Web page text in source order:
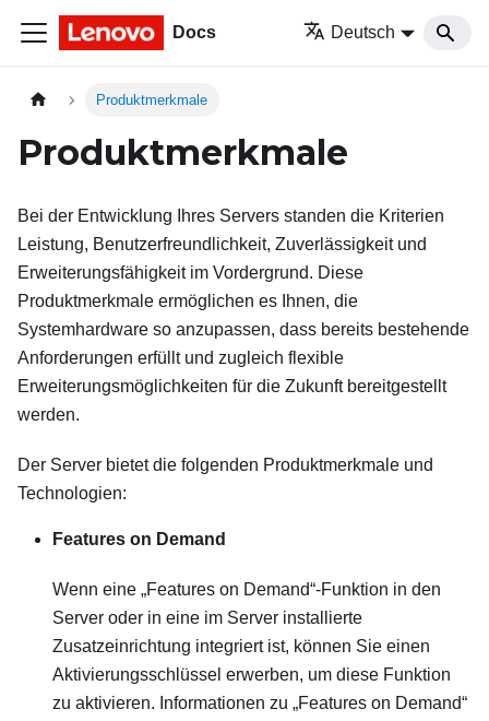
Docs Deutsch
Produktmerkmale
Produktmerkmale
Bei der Entwicklung Ihres Servers standen die Kriterien
Leistung, Benutzerfreundlichkeit, Zuverlässigkeit und
Erweiterungsfähigkeit im Vordergrund. Diese
Produktmerkmale ermöglichen es Ihnen, die
Systemhardware so anzupassen, dass bereits bestehende
Anforderungen erfüllt und zugleich flexible
Erweiterungsmöglichkeiten für die Zukunft bereitgestellt
werden.
Der Server bietet die folgenden Produktmerkmale und
Technologien:
Features on Demand
Wenn eine „Features on Demand“-Funktion in den
Server oder in eine im Server installierte
Zusatzeinrichtung integriert ist, können Sie einen
Aktivierungsschlüssel erwerben, um diese Funktion
zu aktivieren. Informationen zu „Features on Demand“